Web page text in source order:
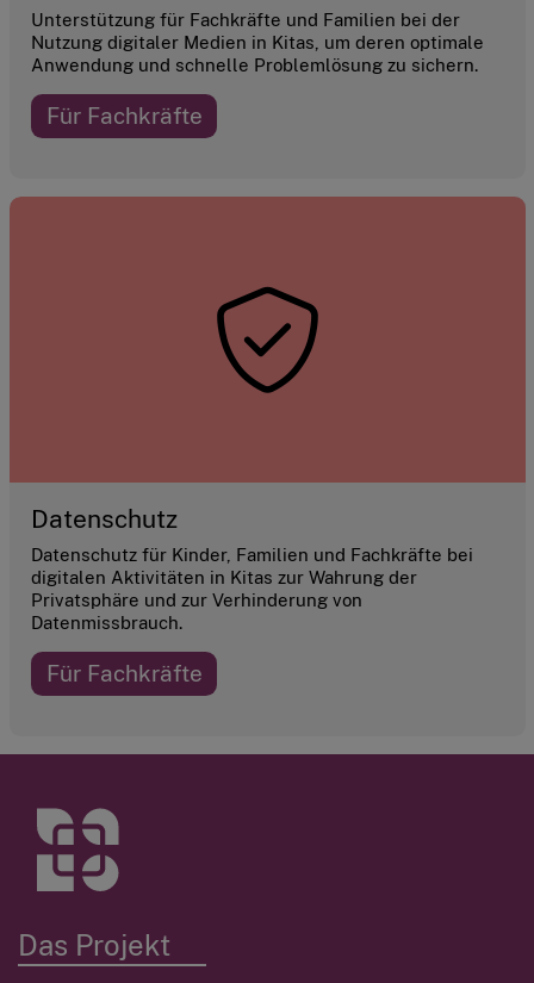
Unterstützung für Fachkräfte und Familien bei der
Nutzung digitaler Medien in Kitas, um deren optimale
Anwendung und schnelle Problemlösung zu sichern.
Für Fachkräfte
Datenschutz
Datenschutz für Kinder, Familien und Fachkräfte bei
digitalen Aktivitäten in Kitas zur Wahrung der
Privatsphäre und zur Verhinderung von
Datenmissbrauch.
Für Fachkräfte
Das Projekt